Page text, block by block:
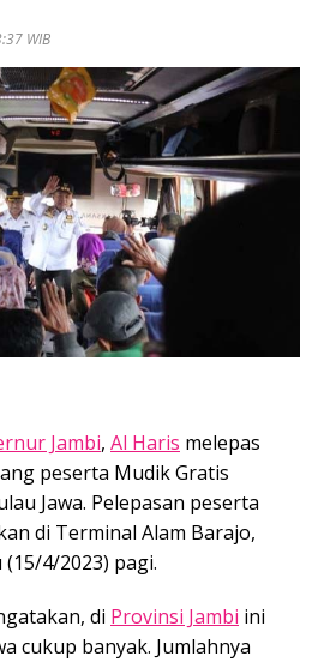
WIB
Jambi, Al Haris melepas
peserta Mudik Gratis
Jawa. Pelepasan peserta
di Terminal Alam Barajo,
(15/4/2023) pagi.
di Provinsi Jambi ini
cukup banyak. Jumlahnya